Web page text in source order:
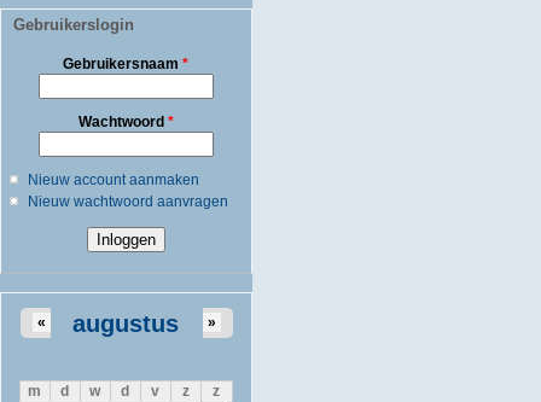
Gebruikerslogin
Gebruikersnaam*
Wachtwoord *
Nieuw account aanmaken
Nieuw wachtwoord aanvragen
augustus
« »
m d w d v z
z